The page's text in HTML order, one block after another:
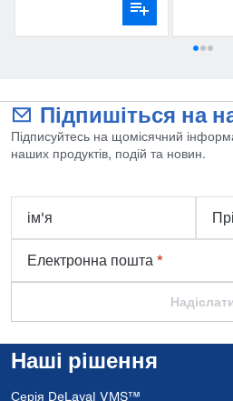
Підпишіться на
Підписуйтесь на щомісячний
наших продуктів, подій та новин.
ім'я
Електронна пошта*
Наші рішення
Серія DeLaval VMS™